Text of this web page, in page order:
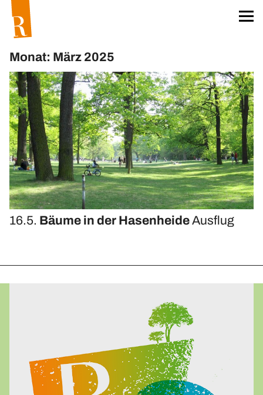
Startseite
Für unser Klima
Das Team
Projekt »unser Klima«
Klima-Aktionskarten
Klima-Workshops
Klima-Exkursionen
Heftreihe »unser Klima«
Hefte bestellen
Materialien
Energie-Workshops und Beratung
Offene Energie-Sprechstunde
Energie-Exkursionen
Monat: März 2025
16.5. Bäume in der HasenheideAusflug